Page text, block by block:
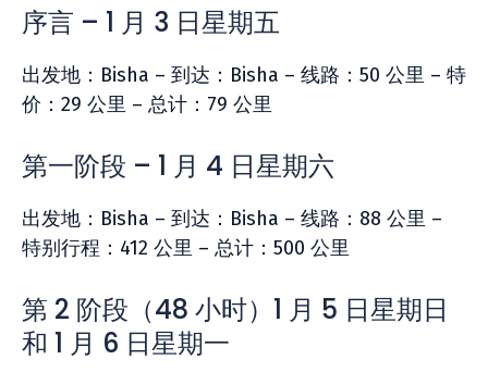
序言 – 1 月 3 日星期五
出发地：Bisha – 到达：Bisha – 线路：50 公里 – 特
价：29 公里 – 总计：79 公里
第一阶段 – 1 月 4 日星期六
出发地：Bisha – 到达：Bisha – 线路：88 公里 –
特别行程：412 公里 – 总计：500 公里
第 2 阶段（48 小时）1 月 5 日星期日
和 1 月 6 日星期一